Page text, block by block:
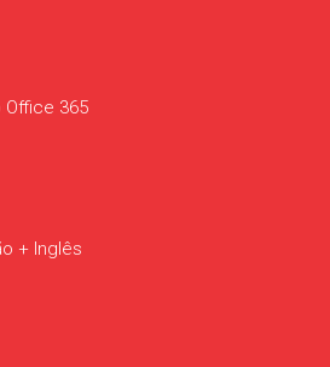
Office 365
+ Inglês